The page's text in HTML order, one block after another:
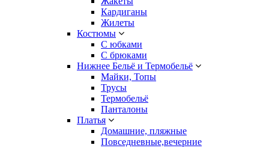
Кардиганы
Жилеты
Костюмы
С юбками
С брюками
Нижнее Бельё и Термобельё
Майки, Топы
Трусы
Термобельё
Панталоны
Платья
Домашние, пляжные
Повседневные,вечерние